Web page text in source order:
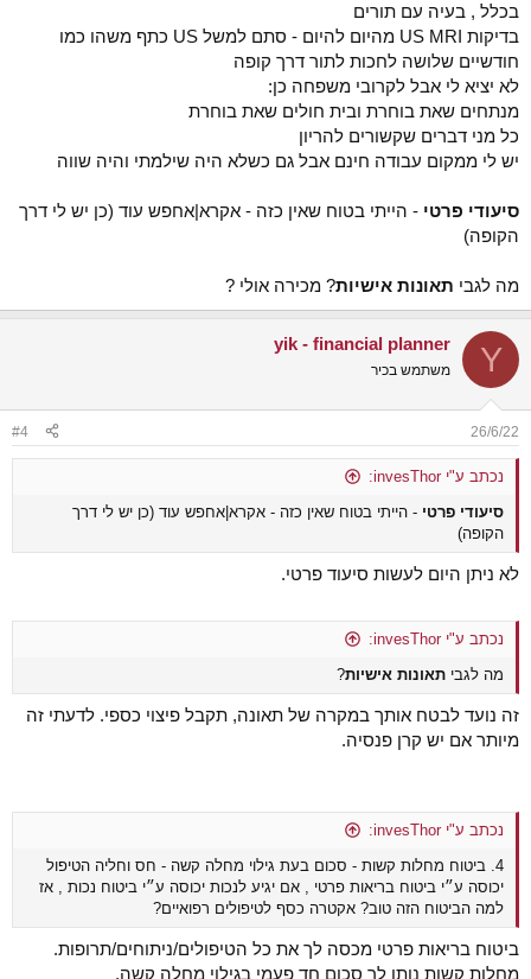
בכלל , בעיה עם תורים
בדיקות US MRI מהיום להיום - סתם למשל US כתף משהו כמו
חודשיים שלושה לחכות לתור דרך קופה
לא יציא לי אבל לקרובי משפחה כן:
מנתחים שאת בוחרת ובית חולים שאת בוחרת
כל מני דברים שקשורים להריון
יש לי ממקום עבודה חינם אבל גם כשלא היה שילמתי והיה שווה
סיעודי פרטי - הייתי בטוח שאין כזה - אקרא|אחפש עוד (כן יש לי דרך
הקופה)
מה לגבי תאונות אישיות? מכירה אולי ?
Y
yik - financial planner
משתמש בכיר
26/6/22
#4
נכתב ע"י invesThor:
סיעודי פרטי - הייתי בטוח שאין כזה - אקרא|אחפש עוד (כן יש לי דרך
הקופה)
לא ניתן היום לעשות סיעוד פרטי.
נכתב ע"י invesThor:
מה לגבי תאונות אישיות?
זה נועד לבטח אותך במקרה של תאונה, תקבל פיצוי כספי. לדעתי זה
מיותר אם יש קרן פנסיה.
נכתב ע"י invesThor:
4. ביטוח מחלות קשות - סכום בעת גילוי מחלה קשה - חס וחליה הטיפול
יכוסה ע״י ביטוח בריאות פרטי , אם יגיע לנכות יכוסה ע״י ביטוח נכות , אז
למה הביטוח הזה טוב? אקטרה כסף לטיפולים רפואיים?
ביטוח בריאות פרטי מכסה לך את כל הטיפולים/ניתוחים/תרופות.
מחלות קשות נותן לך סכום חד פעמי בגילוי מחלה קשה.